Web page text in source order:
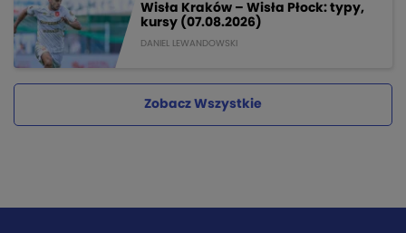
Wisła Kraków – Wisła Płock: typy,
kursy (07.08.2026)
DANIEL LEWANDOWSKI
Zobacz Wszystkie